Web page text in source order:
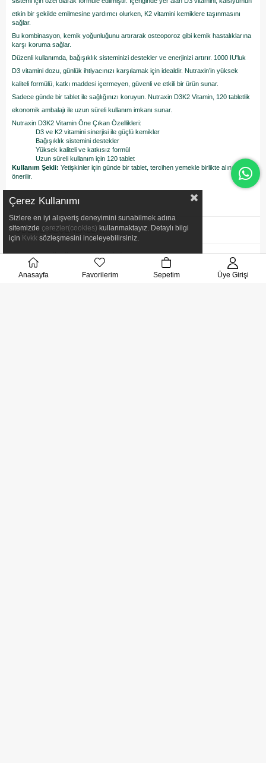
etkin bir şekilde emilmesine yardımcı olurken, K2 vitamini kemiklere taşınmasını
sağlar.
Bu kombinasyon, kemik yoğunluğunu artırarak osteoporoz gibi kemik hastalıklarına
karşı koruma sağlar.
Düzenli kullanımda, bağışıklık sisteminizi destekler ve enerjinizi artırır. 1000 IU'luk
D3 vitamini dozu, günlük ihtiyacınızı karşılamak için idealdir. Nutraxin’in yüksek
kaliteli formülü, katkı maddesi içermeyen, güvenli ve etkili bir ürün sunar.
Sadece günde bir tablet ile sağlığınızı koruyun. Nutraxin D3K2 Vitamin, 120 tabletlik
ekonomik ambalajı ile uzun süreli kullanım imkanı sunar.
Nutraxin D3K2 Vitamin Öne Çıkan Özellikleri:
D3 ve K2 vitamini sinerjisi ile güçlü kemikler
Bağışıklık sistemini destekler
Yüksek kaliteli ve katkısız formül
Uzun süreli kullanım için 120 tablet
Kullanım Şekli: Yetişkinler için günde bir tablet, tercihen yemekle birlikte alınması
önerilir.
ÖDEME SEÇENEKLERI
ORJINAL ÜRÜN GARANTISI
Çerez Kullanımı
Sizlere en iyi alışveriş deneyimini sunabilmek adına
sitemizde çerezler(cookies) kullanmaktayız. Detaylı bilgi
için Kvkk sözleşmesini inceleyebilirsiniz.
Anasayfa Favorilerim Sepetim Üye Girişi